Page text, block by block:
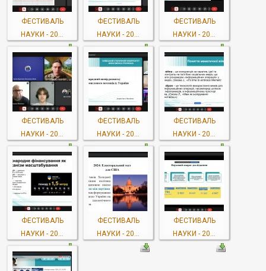
ФЕСТИВАЛЬ
НАУКИ - 20...
ФЕСТИВАЛЬ
НАУКИ - 20...
ФЕСТИВАЛЬ
НАУКИ - 20...
ФЕСТИВАЛЬ
НАУКИ - 20...
ФЕСТИВАЛЬ
НАУКИ - 20...
ФЕСТИВАЛЬ
НАУКИ - 20...
ФЕСТИВАЛЬ
НАУКИ - 20...
ФЕСТИВАЛЬ
НАУКИ - 20...
ФЕСТИВАЛЬ
НАУКИ - 20...